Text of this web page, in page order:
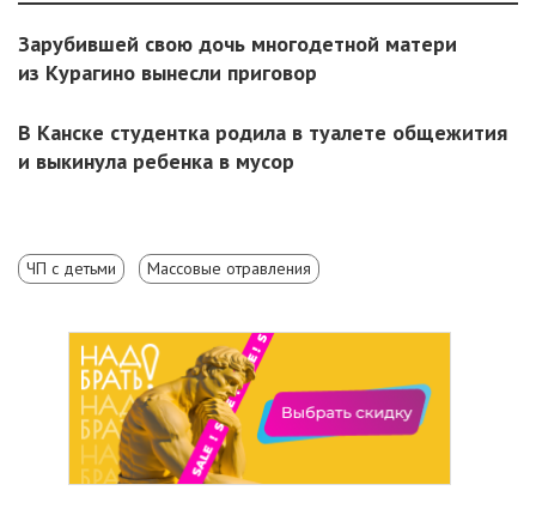
Зарубившей свою дочь многодетной матери
из Курагино вынесли приговор
В Канске студентка родила в туалете общежития
и выкинула ребенка в мусор
ЧП с детьми Массовые отравления